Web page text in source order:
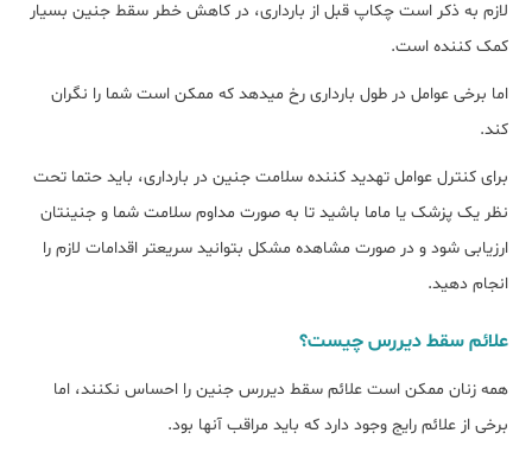
لازم به ذکر است چکاپ قبل از بارداری، در کاهش خطر سقط جنین بسیار
کمک کننده است.
اما برخی عوامل در طول بارداری رخ میدهد که ممکن است شما را نگران
کند.
برای کنترل عوامل تهدید کننده سلامت جنین در بارداری، باید حتما تحت
نظر یک پزشک یا ماما باشید تا به صورت مداوم سلامت شما و جنینتان
ارزیابی شود و در صورت مشاهده مشکل بتوانید سریعتر اقدامات لازم را
انجام دهید.
علائم سقط دیررس چیست؟
همه زنان ممکن است علائم سقط دیررس جنین را احساس نکنند، اما
برخی از علائم رایج وجود دارد که باید مراقب آنها بود.